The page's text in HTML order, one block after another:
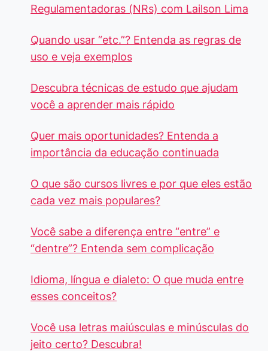
Regulamentadoras (NRs) com Lailson Lima
Quando usar “etc.”? Entenda as regras de
uso e veja exemplos
Descubra técnicas de estudo que ajudam
você a aprender mais rápido
Quer mais oportunidades? Entenda a
importância da educação continuada
O que são cursos livres e por que eles estão
cada vez mais populares?
Você sabe a diferença entre “entre” e
“dentre”? Entenda sem complicação
Idioma, língua e dialeto: O que muda entre
esses conceitos?
Você usa letras maiúsculas e minúsculas do
jeito certo? Descubra!